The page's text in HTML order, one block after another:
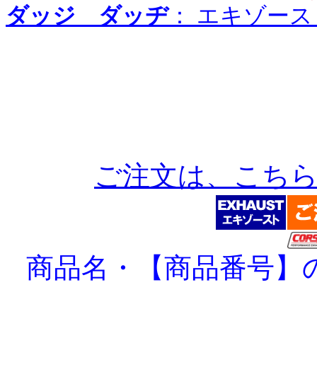
ダッジ ダッヂ： エキゾー
ご注文は、こち
商品名・【商品番号